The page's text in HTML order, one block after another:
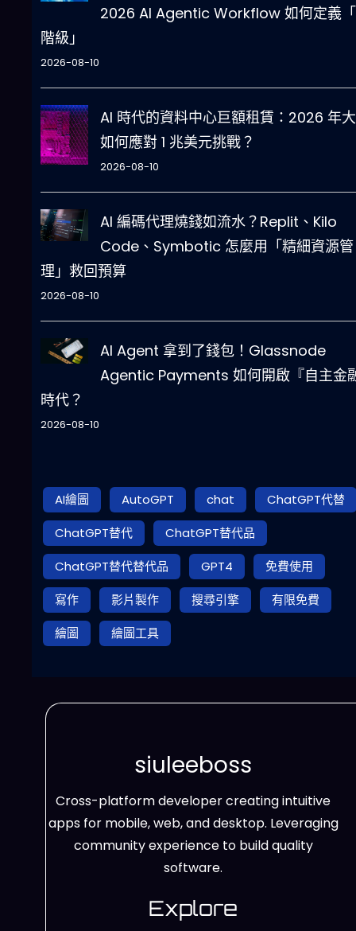
2026 AI Agentic Workflow 如何定義
階級」
2026-08-10
AI 時代的資料中心巨額租賃：2026 年
如何應對 1 兆美元挑戰？
2026-08-10
AI 編碼代理燒錢如流水？Replit、Kilo
Code、Symbotic 怎麼用「精細資源管
理」救回預算
2026-08-10
AI Agent 拿到了錢包！Glassnode
Agentic Payments 如何開啟『自主金
時代？
2026-08-10
AI繪圖 AutoGPT chat
ChatGPT代替
ChatGPT替代
ChatGPT替代品
ChatGPT替代替代品
GPT4
免費使用
寫作
影片製作 搜尋引擎
有限免費
繪圖
繪圖工具
siuleeboss
Cross-platform developer creating intuitive
apps for mobile, web, and desktop. Leveraging
community experience to build quality
software.
Explore